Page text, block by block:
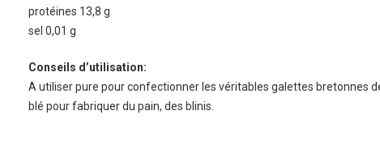
protéines 13,8 g
sel 0,01 g
Conseils d’utilisation:
A utiliser pure pour confectionner les véritables galettes bretonnes
blé pour fabriquer du pain, des blinis.